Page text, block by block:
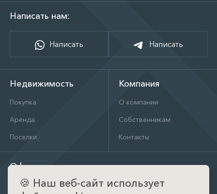
Написать нам:
Написать Написать
Недвижимость
Покупка
Аренда
Поселки
Компания
О компании
Собственникам
Контакты
Офис
д. Тимошкино, ул. Архитектора Райта, д. 1 (КП Кристал
🍪 Наш веб-сайт использует